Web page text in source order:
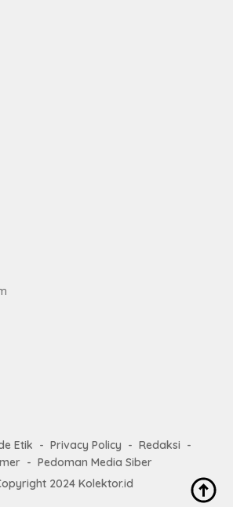
Etik Privacy Policy
Redaksi
Pedoman Media Siber
2024 Kolektor.id